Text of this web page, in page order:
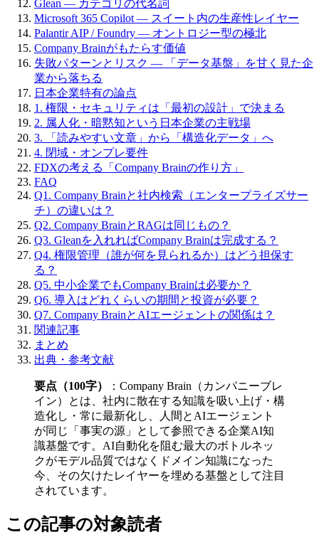
Glean — カテゴリの代名詞
Microsoft 365 Copilot — スイート内の生産性レイヤー
Palantir AIP / Foundry — オントロジー型の極北
Company Brainがもたらす価値
失敗パターンとリスク — 「データ基盤」を甘く見た企
業から落ちる
日本企業特有の論点
1. 権限・セキュリティは「最初の設計」で決まる
2. 属人化・暗黙知という日本企業の主戦場
3. 「読みやすい文章」から「構造化データ」へ
4. 閉域・オンプレ要件
FDXの考える「Company Brainの作り方」
FAQ
Q1. Company Brainと社内検索（エンタープライズサー
チ）の違いは？
Q2. Company BrainとRAGは同じもの？
Q3. Gleanを入れればCompany Brainは完成する？
Q4. 権限管理（誰が何を見られるか）はどう担保す
る？
Q5. 中小企業でもCompany Brainは必要か？
Q6. 導入はどれくらいの期間と投資が必要？
Q7. Company BrainとAIエージェントの関係は？
関連記事
まとめ
出典・参考文献
要点（100字）
：Company Brain​（カンパニーブレ
イン）とは、​社内に​散在する​知識を​吸い上げ・構
造化し・常に​最新化し、​人間と​AIエージェント
が​同じ​「事実の​源」と​して​参照できる​企業AI知
識基盤です。​AI自動化を​阻む​最大の​ボトルネッ
クが​モデル品質ではなく​ドメイン知識に​なった​
今、​その​欠けた​レイヤーを​埋める​基盤と​して​注目
されています。
この​​記事の​​対象読者